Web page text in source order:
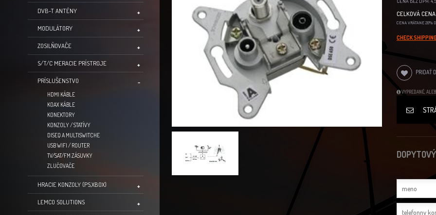
CELKOVÁ
CENA VRÁTANE 20%
CHECK
PRIDAŤ
VYPREDANÉ,
DVB-T ANTÉNY
MODULÁTORY
ZOSILŇOVAČE
S/T/C MERACIE PRÍSTROJE
PRÍSLUŠENSTVO
HDMI KÁBLE
KOAX KÁBLE
KONEKTORY
KONZOLY / STATÍVY
DISEQ A MULTISWITCHE
USB WIFI / ROUTER
TV/SAT/FM ZÁSUVKY
ZLUČOVAČE
HRACIE KONZOLY (PS,XBOX)
LEMCO SOLUTIONS